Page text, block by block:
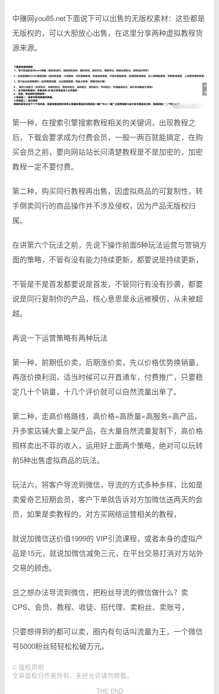
中赚网you85.net下面说下可以出售的无版权素材：这些都是
无版权的，可以大胆放心出售，在这里分享两种虚拟教程货
源来源。
第一种，在搜索引擎搜索教程相关的关键词，出现教程之
后，下载会要求成为付费会员，一般一两百就能搞定，在购
买会员之前，要向网站站长问清楚教程是不是加密的，加密
教程一定不要付费。
第二种，购买同行教程再出售，因虚拟商品的可复制性，转
手倒卖同行的商品操作并不涉及侵权，因为产品无版权归
属。
在讲第六个玩法之前，先说下操作前面5种玩法运营与营销方
面的策略，不管有没有能力持续更新，都要说是持续更新，
不管是不是首发都要说是首发，不管同行有没有抄袭，都要
说是同行复制你的产品，核心意思是永远被模仿，从未被超
越。
再说一下运营策略有两种玩法
第一种，前期低价卖，后期涨价卖，先以价格优势换销量，
再涨价换利润，适当时候可以开直通车，付费推广，只要稳
定几十个销量，十几个评价就可以自然流量出单了。
第二种，走高价格路线，高价格=高质量=高服务=高产品，
开多家店铺大量上架产品，在大量自然流量复制下，高价格
照样卖出不菲的收入，运用好上面两个策略，绝对可以玩转
前5种出售虚拟商品的玩法。
玩法六，将客户导流到微信，导流的方式多种多样，比如是
卖爱奇艺短期会员，客户下单就告诉对方加微信送两天的会
员，如果是卖教程的，对方买网络运营相关的教程，
就说加微信送价值1999的 VIP引流课程，或者本身的虚拟产
品是15元，就说加微信减免三元，在平台交易打消对方站外
交易的顾虑。
总之想办法导流到微信，把粉丝导流的微信做什么？卖
CPS、会员、教程、收徒、招代理、卖粉丝、卖账号，
只要想得到的都可以卖，圈内有句话叫流量为王，一个微信
号5000粉丝轻轻松松破万元。
© 版权声明
文章版权归作者所有，未经允许请勿转载。
THE END